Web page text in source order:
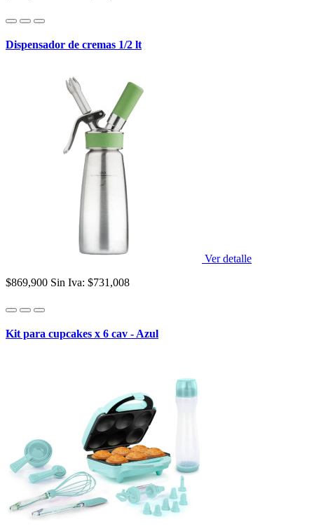
Dispensador de cremas 1/2 lt
Ver detalle
$869,900 Sin Iva: $731,008
Kit para cupcakes x 6 cav - Azul